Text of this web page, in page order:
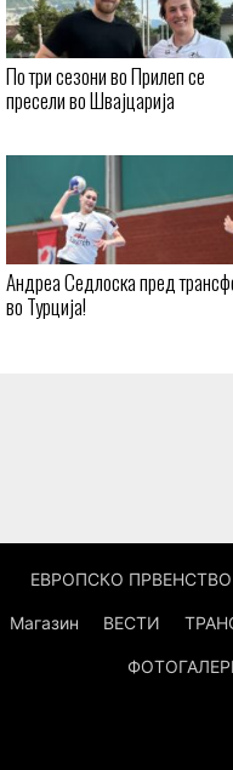
По три сезони во Прилеп се
пресели во Швајцарија
Андреа Седлоска пред
во Турција!
ЕВРОПСКО ПРВЕНСТВО
Магазин ВЕСТИ